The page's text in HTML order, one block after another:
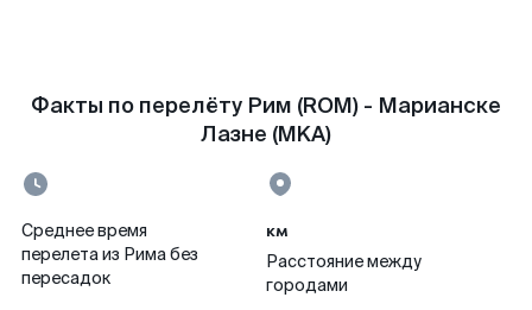
Факты по перелёту Рим (ROM) - Марианске
Лазне (MKA)
Среднее время
перелета из Рима без
пересадок
км
Расстояние между
городами